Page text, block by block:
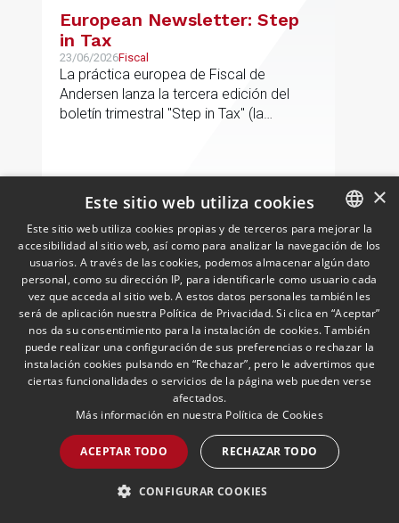
European Newsletter: Step
in Tax
23/06/2026Fiscal
La práctica europea de Fiscal de
Andersen lanza la tercera edición del
boletín trimestral "Step in Tax" (la
de expertos sobre cuestiones fiscales
internacionales de la UE
LEER MÁS >>
Bizkaia publica el
Anteproyecto de Norma
Foral de Medidas Tributarias
para 2026
22/06/2026
publicar el Anteproyecto de Norma Foral
SPANISH
ENGLISH
PORTUGUESE
×
Este sitio web utiliza cookies
Este sitio web utiliza cookies propias y de terceros para mejorar la
accesibilidad al sitio web, así como para analizar la navegación de los
usuarios. A través de las cookies, podemos almacenar algún dato
personal, como su dirección IP, para identificarle como usuario cada
vez que acceda al sitio web. A estos datos personales también les
será de aplicación nuestra Política de Privacidad. Si clica en “Aceptar”
nos da su consentimiento para la instalación de cookies. También
puede realizar una configuración de sus preferencias o rechazar la
instalación cookies pulsando en “Rechazar”, pero le advertimos que
ciertas funcionalidades o servicios de la página web pueden verse
afectados.
Más información en nuestra Política de Cookies
ACEPTAR TODO RECHAZAR TODO
CONFIGURAR COOKIES